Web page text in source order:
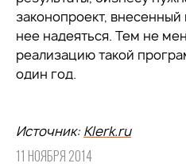
законопроект,
нее надеяться. Тем не
реализацию такой
один год.
Источник: Klerk.ru
11 НОЯБРЯ 2014